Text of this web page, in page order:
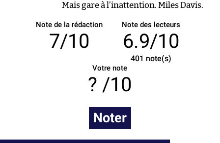
Mais gare à l’inattention. Miles Davis.
Note de la rédaction
7/10
Note des lecteurs
6.9/10
401 note(s)
Votre note
/10
Noter